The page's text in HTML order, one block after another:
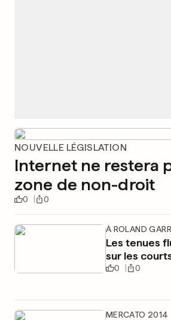
NOUVELLE LÉGISLATION
Internet ne restera
zone de non-droit
0 0
À ROLAND
Les tenues
sur les
0 0
MERCATO 2014